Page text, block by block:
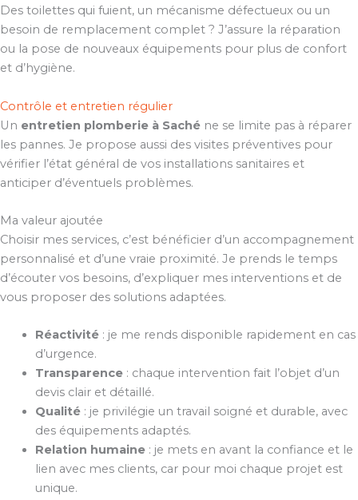
Des toilettes qui fuient, un mécanisme défectueux ou un
besoin de remplacement complet ? J’assure la réparation
ou la pose de nouveaux équipements pour plus de confort
et d’hygiène.
Contrôle et entretien régulier
Un entretien plomberie à Saché ne se limite pas à réparer
les pannes. Je propose aussi des visites préventives pour
vérifier l’état général de vos installations sanitaires et
anticiper d’éventuels problèmes.
Ma valeur ajoutée
Choisir mes services, c’est bénéficier d’un accompagnement
personnalisé et d’une vraie proximité. Je prends le temps
d’écouter vos besoins, d’expliquer mes interventions et de
vous proposer des solutions adaptées.
Réactivité: je me rends disponible rapidement en cas
d’urgence.
Transparence: chaque intervention fait l’objet d’un
devis clair et détaillé.
Qualité: je privilégie un travail soigné et durable, avec
des équipements adaptés.
Relation humaine: je mets en avant la confiance et le
lien avec mes clients, car pour moi chaque projet est
unique.